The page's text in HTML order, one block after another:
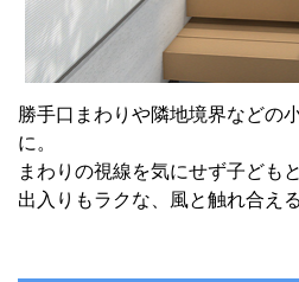
勝手口まわりや隣地境界などの
に。
まわりの視線を気にせず子ども
出入りもラクな、風と触れ合え